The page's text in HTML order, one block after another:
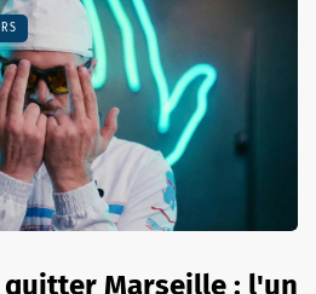
Marseille : l'un